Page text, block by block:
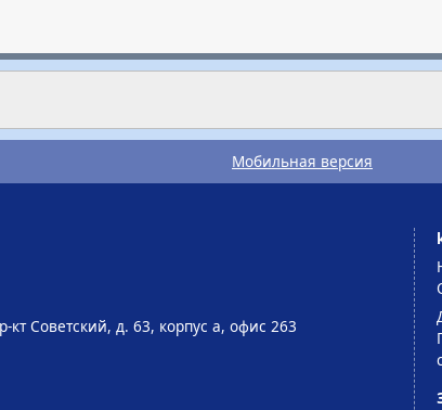
Мобильная версия
кт Советский, д. 63, корпус а, офис 263